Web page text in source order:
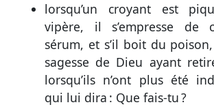
lorsqu’un croyant est
vipère, il s’empresse de
sérum, et s’il boit du
sagesse de Dieu ayant
lorsqu’ils n’ont plus été
qui lui dira : Que fais-tu ?